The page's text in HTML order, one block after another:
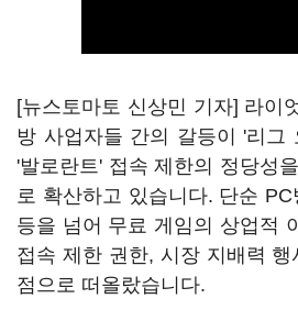
[뉴스토마토 신상민 기자] 라이
방 사업자들 간의 갈등이 '리그
'발로란트' 접속 제한의 정당성
로 확산하고 있습니다. 단순
등을 넘어 무료 게임의 상업적
접속 제한 권한, 시장 지배력
점으로 떠올랐습니다.